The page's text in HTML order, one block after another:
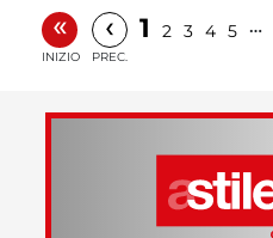
«
INIZIO
‹
PREC.
1 2 3 4 5 …